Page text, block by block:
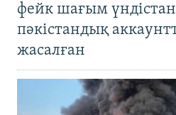
фейк шағым
пәкістандық
жасалған